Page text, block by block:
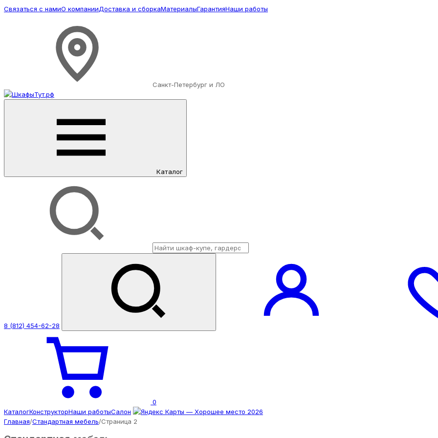
Связаться с намиО компанииДоставка и сборкаМатериалыГарантияНаши работы
Санкт-Петербург и ЛО
Каталог
8 (812) 454-62-28
0
КаталогКонструкторНаши работыСалон
Главная/Стандартная мебель/Страница 2